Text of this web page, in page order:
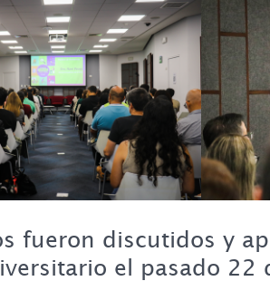
fueron discutidos y
el pasado